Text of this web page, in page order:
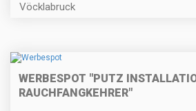
Vöcklabruck
WERBESPOT "PUTZ
RAUCHFANGKEHRER"